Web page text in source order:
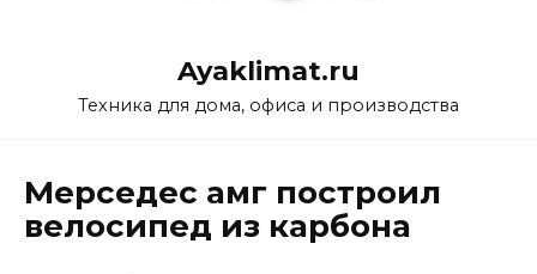
Ayaklimat.ru
Техника для дома, офиса и производства
Мерседес амг построил
велосипед из карбона